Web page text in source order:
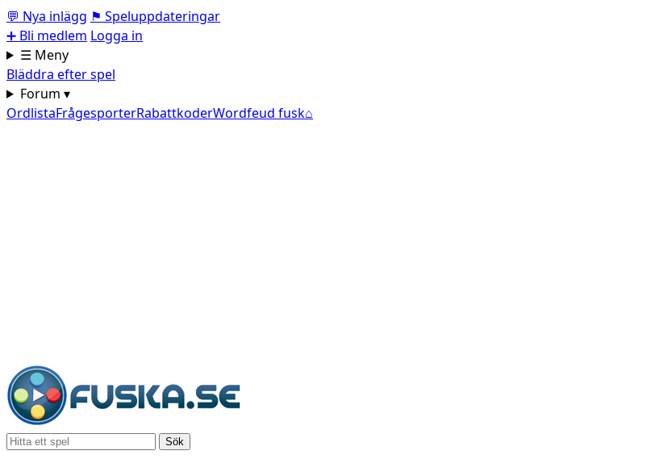
💬 Nya inlägg ⚑ Speluppdateringar
➕ Bli medlem Logga in
☰ Meny
Bläddra efter spel
Forum ▾
OrdlistaFrågesporterRabattkoderWordfeud fusk⌂
Sök